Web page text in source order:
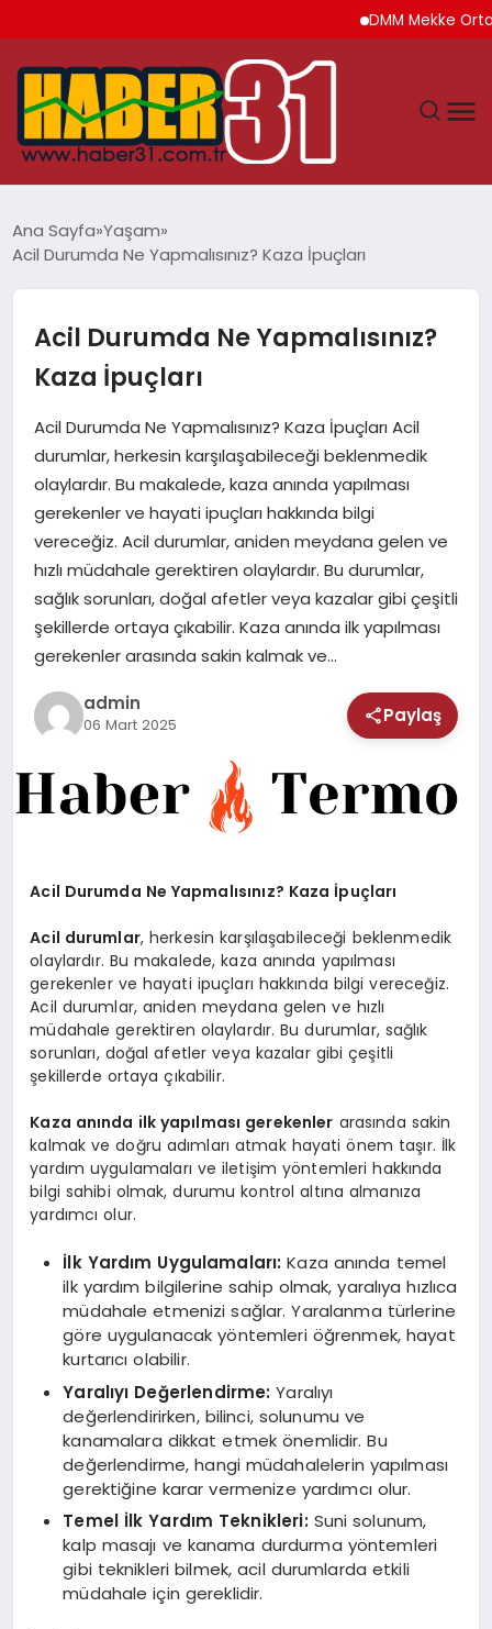
DMM Mekke Ortak
YAŞAM
EKONOMI
GÜNDEM
MAGAZIN
SAĞLIK
TEKNOLOJI
Ana Sayfa Yaşam
Acil Durumda Ne Yapmalısınız? Kaza İpuçları
Acil Durumda Ne Yapmalısınız?
Kaza İpuçları
Acil Durumda Ne Yapmalısınız? Kaza İpuçları Acil
durumlar, herkesin karşılaşabileceği beklenmedik
olaylardır. Bu makalede, kaza anında yapılması
gerekenler ve hayati ipuçları hakkında bilgi
vereceğiz. Acil durumlar, aniden meydana gelen ve
hızlı müdahale gerektiren olaylardır. Bu durumlar,
sağlık sorunları, doğal afetler veya kazalar gibi çeşitli
şekillerde ortaya çıkabilir. Kaza anında ilk yapılması
gerekenler arasında sakin kalmak ve…
admin
06 Mart 2025 Paylaş
Acil Durumda Ne Yapmalısınız? Kaza İpuçları
Acil durumlar, herkesin karşılaşabileceği beklenmedik
olaylardır. Bu makalede, kaza anında yapılması
gerekenler ve hayati ipuçları hakkında bilgi vereceğiz.
Acil durumlar, aniden meydana gelen ve hızlı
müdahale gerektiren olaylardır. Bu durumlar, sağlık
sorunları, doğal afetler veya kazalar gibi çeşitli
şekillerde ortaya çıkabilir.
Kaza anında ilk yapılması gerekenler arasında sakin
kalmak ve doğru adımları atmak hayati önem taşır. İlk
yardım uygulamaları ve iletişim yöntemleri hakkında
bilgi sahibi olmak, durumu kontrol altına almanıza
yardımcı olur.
İlk Yardım Uygulamaları: Kaza anında temel
ilk yardım bilgilerine sahip olmak, yaralıya hızlıca
müdahale etmenizi sağlar. Yaralanma türlerine
göre uygulanacak yöntemleri öğrenmek, hayat
kurtarıcı olabilir.
Yaralıyı Değerlendirme: Yaralıyı
değerlendirirken, bilinci, solunumu ve
kanamalara dikkat etmek önemlidir. Bu
değerlendirme, hangi müdahalelerin yapılması
gerektiğine karar vermenize yardımcı olur.
Temel İlk Yardım Teknikleri: Suni solunum,
kalp masajı ve kanama durdurma yöntemleri
gibi teknikleri bilmek, acil durumlarda etkili
müdahale için gereklidir.